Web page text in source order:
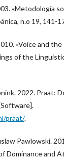
«Metodología
n.o 19, 141-
«Voice and
of the
2022. Praat:
praat/.
Pawlowski.
Dominance and